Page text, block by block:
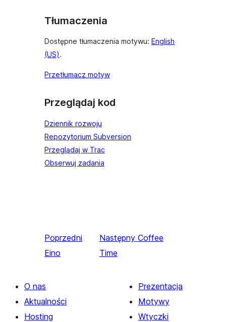
Tłumaczenia
Dostępne tłumaczenia motywu: English
(US).
Przetłumacz motyw
Przeglądaj kod
Dziennik rozwoju
Repozytorium Subversion
Przeglądaj w Trac
Obserwuj zadania
Poprzedni
Eino
Następny Coffee
Time
O nas
Aktualności
Hosting
Prezentacja
Motywy
Wtyczki